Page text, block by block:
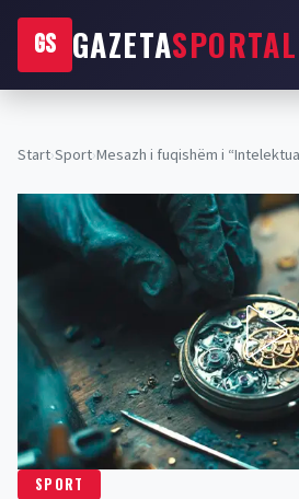
GS GAZETASPORTAL
Start›Sport›Mesazh i fuqishëm i
SPORT